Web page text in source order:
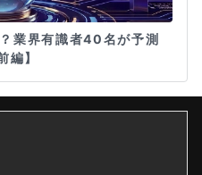
業界有識者40名が予測
】